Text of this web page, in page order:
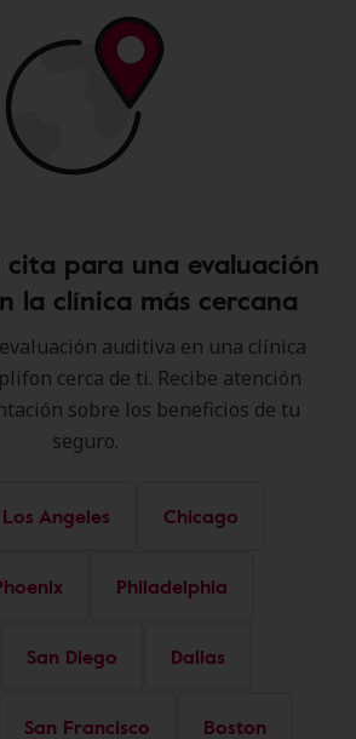
cita para una evaluación
la clínica más cercana
auditiva en una clínica
cerca de ti. Recibe atención
sobre los beneficios de tu
seguro.
Los Angeles Chicago
Philadelphia
San Diego Dallas
San Francisco Boston